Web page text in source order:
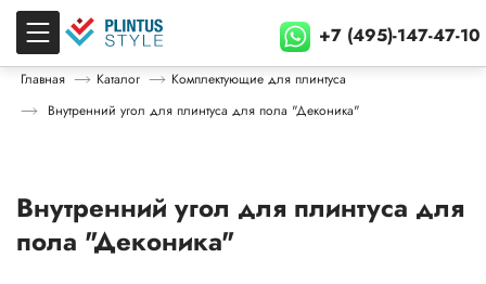
+7 (495)-147-47-10
Главная Каталог
Комплектующие для плинтуса
Внутренний угол для плинтуса для пола "Деконика"
Внутренний угол для плинтуса для
пола "Деконика"